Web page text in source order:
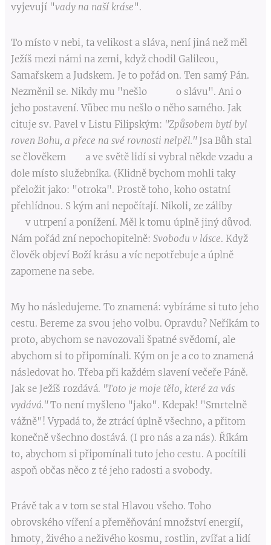
vyjevují "vady na naší kráse".
To místo v nebi, ta velikost a sláva, není jiná než měl
Ježíš mezi námi na zemi, když chodil Galileou,
Samařskem a Judskem. Je to pořád on. Ten samý Pán.
Nezměnil se. Nikdy mu "nešlo o slávu". Ani o
jeho postavení. Vůbec mu nešlo o něho samého. Jak
cituje sv. Pavel v Listu Filipským: "Způsobem bytí byl
roven Bohu, a přece na své rovnosti nelpěl."Jsa Bůh stal
se člověkem a ve světě lidí si vybral někde vzadu a
dole místo služebníka. (Klidně bychom mohli taky
přeložit jako: "otroka". Prostě toho, koho ostatní
přehlídnou. S kým ani nepočítají. Nikoli, ze záliby
v utrpení a ponížení. Měl k tomu úplně jiný důvod.
Nám pořád zní nepochopitelně: Svobodu v lásce. Když
člověk objeví Boží krásu a víc nepotřebuje a úplně
zapomene na sebe.
My ho následujeme. To znamená: vybíráme si tuto jeho
cestu. Bereme za svou jeho volbu. Opravdu? Neříkám to
proto, abychom se navozovali špatné svědomí, ale
abychom si to připomínali. Kým on je a co to znamená
následovat ho. Třeba při každém slavení večeře Páně.
Jak se Ježíš rozdává. "Toto je moje tělo, které za vás
vydává."To není myšleno "jako". Kdepak! "Smrtelně
vážně"! Vypadá to, že ztrácí úplně všechno, a přitom
konečně všechno dostává. (I pro nás a za nás). Říkám
to, abychom si připomínali tuto jeho cestu. A pocítili
aspoň občas něco z té jeho radosti a svobody.
Právě tak a v tom se stal Hlavou všeho. Toho
obrovského víření a přeměňování množství energií,
hmoty, živého a neživého kosmu, rostlin, zvířat a lidí